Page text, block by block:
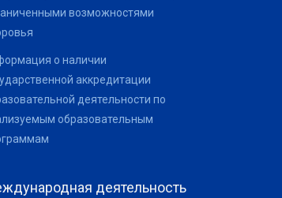
возможностями
о наличии
аккредитации
деятельности по
образовательным
деятельность